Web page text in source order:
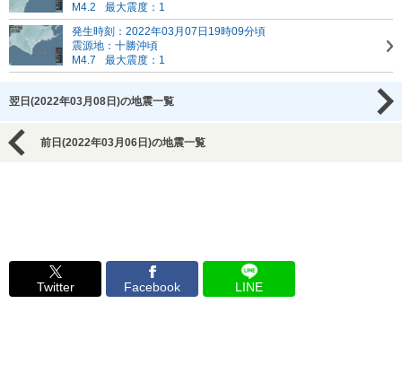
M4.2
最大震度：1
発生時刻：2022年03月07日19時09分頃
震源地：十勝沖頃
M4.7
最大震度：1
翌日(2022年03月08日)の地震一覧
前日(2022年03月06日)の地震一覧
Twitter Facebook LINE